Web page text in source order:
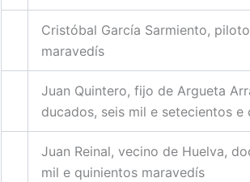
Cristóbal García Sarmiento,
maravedís
Juan Quintero, fijo de Argueta
ducados, seis mil e setecientos e
Juan Reinal, vecino de Huelva,
mil e quinientos maravedís